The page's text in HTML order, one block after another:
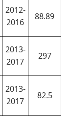
2012-
2016
88.89
2013-
2017
297
2013-
2017
82.5